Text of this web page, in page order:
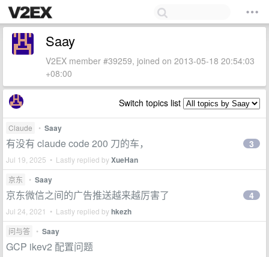
Saay
V2EX member #39259, joined on 2013-05-18 20:54:03
+08:00
Switch topics list
Claude • Saay
有没有 claude code 200 刀的车，
Jul 19, 2025 • Lastly replied byXueHan
3
京东 • Saay
京东微信之间的广告推送越来越厉害了
Jul 24, 2021 • Lastly replied byhkezh
4
问与答 • Saay
GCP ikev2 配置问题